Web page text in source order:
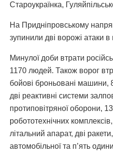
Староукраїнка,
На Придніпровському
зупинили дві ворожі атаки
Минулої доби втрати
1170 людей. Також ворог
бойові броньовані машини,
дві реактивні системи
протиповітряної оборони,
робототехнічних
літальний апарат, дві
автомобільної та п’ять